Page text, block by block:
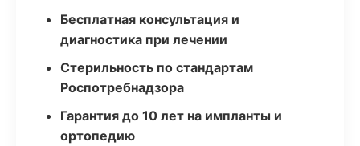
Бесплатная консультация и
диагностика при лечении
Стерильность по стандартам
Роспотребнадзора
Гарантия до 10 лет на импланты и
ортопедию